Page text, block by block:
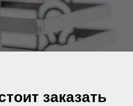
заказать